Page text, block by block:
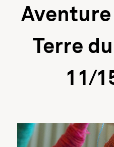
Terre
11/
Information